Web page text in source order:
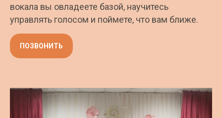
вокала вы овладеете базой, научитесь
управлять голосом и поймете, что вам ближе.
ПОЗВОНИТЬ